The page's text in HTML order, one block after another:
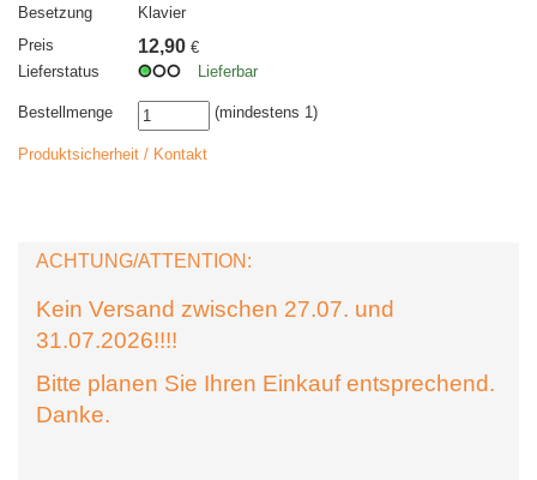
Besetzung
Klavier
Preis
12,90 €
Lieferstatus
Lieferbar
Bestellmenge (mindestens 1)
Produktsicherheit / Kontakt
ACHTUNG/ATTENTION:
Kein Versand zwischen 27.07. und
31.07.2026!!!!
Bitte planen Sie Ihren Einkauf entsprechend.
Danke.